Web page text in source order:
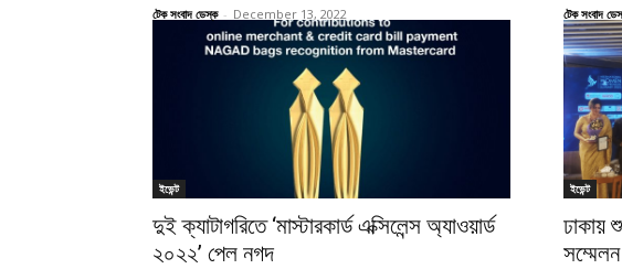
টেক সংবাদ ডেস্ক - December 13, 2022 টেক সংবাদ
ইভেন্ট
দুই ক্যাটাগরিতে ‘মাস্টারকার্ড এক্সিলেন্স অ্যাওয়ার্ড
২০২২’ পেল নগদ
ইভেন্ট
ঢাকায়